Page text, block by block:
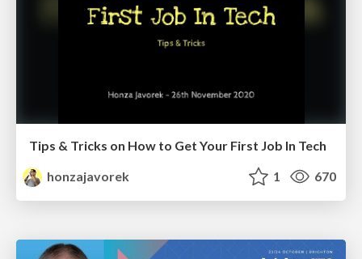
Tips & Tricks on How to Get Your First Job In Tech
honzajavorek
1 670